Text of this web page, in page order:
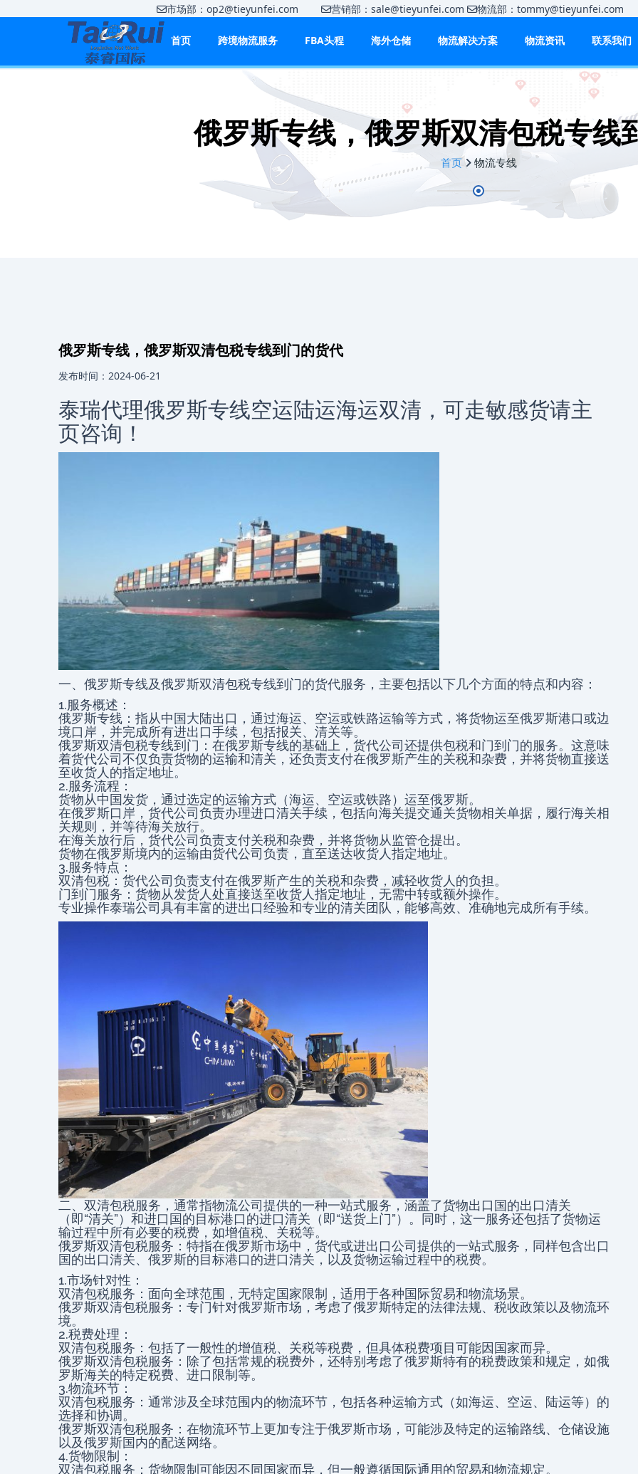
市场部：op2@tieyunfei.com 营销部：sale@tieyunfei.com 物流部：
首页 跨境物流服务 FBA头程 海外仓储 物流解决方案 物流资讯 联系我们
俄罗斯专线，俄罗斯双清包税专线
首页 物流专线
俄罗斯专线，俄罗斯双清包税专线到门的货代
发布时间：2024-06-21
泰瑞代理俄罗斯专线空运陆运海运双清，可走敏感货请主
页咨询！
一、俄罗斯专线及俄罗斯双清包税专线到门的货代服务，主要包括以下几个方面的特点和内容：
1.服务概述：
俄罗斯专线：指从中国大陆出口，通过海运、空运或铁路运输等方式，将货物运至俄罗斯港口或边
境口岸，并完成所有进出口手续，包括报关、清关等。
俄罗斯双清包税专线到门：在俄罗斯专线的基础上，货代公司还提供包税和门到门的服务。这意味
着货代公司不仅负责货物的运输和清关，还负责支付在俄罗斯产生的关税和杂费，并将货物直接送
至收货人的指定地址。
2.服务流程：
货物从中国发货，通过选定的运输方式（海运、空运或铁路）运至俄罗斯。
在俄罗斯口岸，货代公司负责办理进口清关手续，包括向海关提交通关货物相关单据，履行海关相
关规则，并等待海关放行。
在海关放行后，货代公司负责支付关税和杂费，并将货物从监管仓提出。
货物在俄罗斯境内的运输由货代公司负责，直至送达收货人指定地址。
3.服务特点：
双清包税：货代公司负责支付在俄罗斯产生的关税和杂费，减轻收货人的负担。
门到门服务：货物从发货人处直接送至收货人指定地址，无需中转或额外操作。
专业操作泰瑞公司具有丰富的进出口经验和专业的清关团队，能够高效、准确地完成所有手续。
二、双清包税服务，通常指物流公司提供的一种一站式服务，涵盖了货物出口国的出口清关
（即“清关”）和进口国的目标港口的进口清关（即“送货上门”）。同时，这一服务还包括了货物运
输过程中所有必要的税费，如增值税、关税等。
俄罗斯双清包税服务：特指在俄罗斯市场中，货代或进出口公司提供的一站式服务，同样包含出口
国的出口清关、俄罗斯的目标港口的进口清关，以及货物运输过程中的税费。
1.市场针对性：
双清包税服务：面向全球范围，无特定国家限制，适用于各种国际贸易和物流场景。
俄罗斯双清包税服务：专门针对俄罗斯市场，考虑了俄罗斯特定的法律法规、税收政策以及物流环
境。
2.税费处理：
双清包税服务：包括了一般性的增值税、关税等税费，但具体税费项目可能因国家而异。
俄罗斯双清包税服务：除了包括常规的税费外，还特别考虑了俄罗斯特有的税费政策和规定，如俄
罗斯海关的特定税费、进口限制等。
3.物流环节：
双清包税服务：通常涉及全球范围内的物流环节，包括各种运输方式（如海运、空运、陆运等）的
选择和协调。
俄罗斯双清包税服务：在物流环节上更加专注于俄罗斯市场，可能涉及特定的运输路线、仓储设施
以及俄罗斯国内的配送网络。
4.货物限制：
双清包税服务：货物限制可能因不同国家而异，但一般遵循国际通用的贸易和物流规定。